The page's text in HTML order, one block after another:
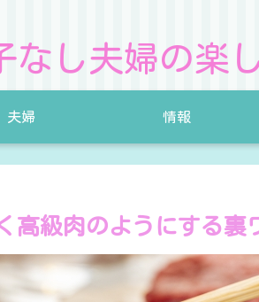
なし夫婦の楽
夫婦 情報
高級肉のようにする裏